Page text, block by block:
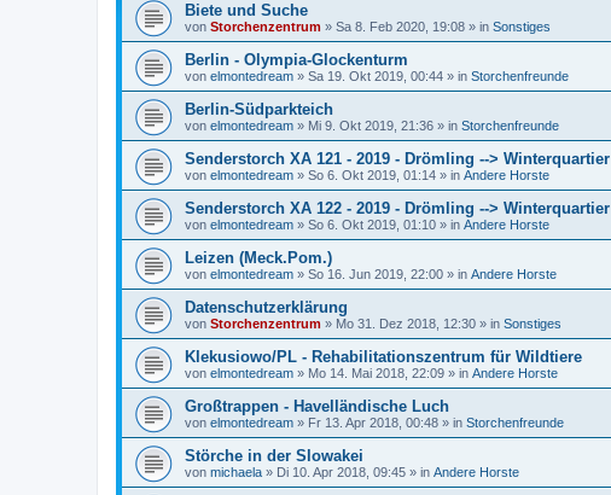
Biete und Suche
von Storchenzentrum » Sa 8. Feb 2020, 19:08 » in Sonstiges
Berlin - Olympia-Glockenturm
von elmontedream » Sa 19. Okt 2019, 00:44 » in Storchenfreunde
Berlin-Südparkteich
von elmontedream » Mi 9. Okt 2019, 21:36 » in Storchenfreunde
Senderstorch XA 121 - 2019 - Drömling --> Winterquartier
von elmontedream » So 6. Okt 2019, 01:14 » in Andere Horste
Senderstorch XA 122 - 2019 - Drömling --> Winterquartier
von elmontedream » So 6. Okt 2019, 01:10 » in Andere Horste
Leizen (Meck.Pom.)
von elmontedream » So 16. Jun 2019, 22:00 » in Andere Horste
Datenschutzerklärung
von Storchenzentrum » Mo 31. Dez 2018, 12:30 » in Sonstiges
Klekusiowo/PL - Rehabilitationszentrum für Wildtiere
von elmontedream » Mo 14. Mai 2018, 22:09 » in Andere Horste
Großtrappen - Havelländische Luch
von elmontedream » Fr 13. Apr 2018, 00:48 » in Storchenfreunde
Störche in der Slowakei
von michaela » Di 10. Apr 2018, 09:45 » in Andere Horste